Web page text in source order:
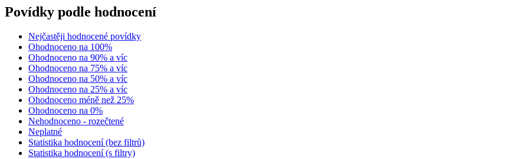
Povídky podle hodnocení
Nejčastěji hodnocené povídky
Ohodnoceno na 100%
Ohodnoceno na 90% a víc
Ohodnoceno na 75% a víc
Ohodnoceno na 50% a víc
Ohodnoceno na 25% a víc
Ohodnoceno méně než 25%
Ohodnoceno na 0%
Nehodnoceno - rozečtené
Neplatné
Statistika hodnocení (bez filtrů)
Statistika hodnocení (s filtry)